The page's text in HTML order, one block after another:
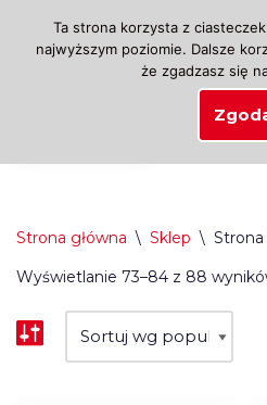
Przejdź
Strona główna \ Sklep \ Strona
Wyświetlanie 73–84 z 88
Ta strona korzysta z
najwyższym poziomie. Dalsze
że zgadzasz się